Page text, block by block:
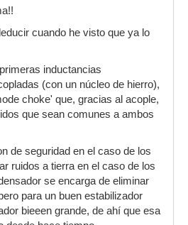
cuando he visto que ya lo
inductancias
(con un núcleo de hierro),
choke' que, gracias al acople,
que sean comunes a ambos
de seguridad en el caso de los
ruidos a tierra en el caso de los
se encarga de eliminar
para un buen estabilizador
bieeen grande, de ahí que esa